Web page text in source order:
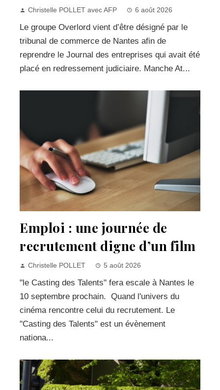
Christelle POLLET avec AFP 6 août 2026
Le groupe Overlord vient d’être désigné par le
tribunal de commerce de Nantes afin de
reprendre le Journal des entreprises qui avait été
placé en redressement judiciaire. Manche At...
Emploi : une journée de
recrutement digne d’un film
Christelle POLLET 5 août 2026
"le Casting des Talents" fera escale à Nantes le
10 septembre prochain. Quand l'univers du
cinéma rencontre celui du recrutement. Le
"Casting des Talents" est un évènement
nationa...